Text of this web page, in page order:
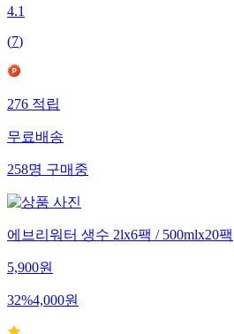
4.1
(7)
276적립
무료배송
258명구매중
에브리워터 생수 2lx6팩 / 500mlx20팩
5,900원
32%4,000원